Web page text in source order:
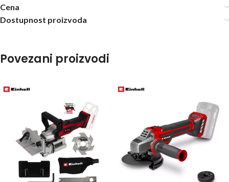
Cena
Dostupnost proizvoda
Povezani proizvodi